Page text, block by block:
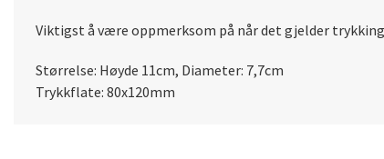
Viktigst å være oppmerksom på når det gjelder
Størrelse: Høyde 11cm, Diameter: 7,7cm
Trykkflate: 80x120mm